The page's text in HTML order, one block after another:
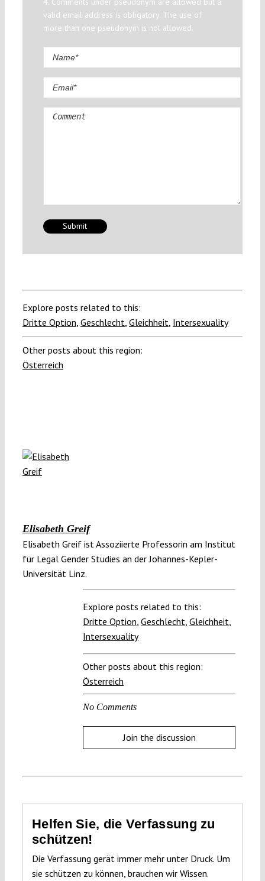
valid email address is obligatory. The use of
more than one pseudonym is not allowed.
Comment
Explore posts related to this:
Dritte Option Geschlecht Gleichheit Intersexuality
Other posts about this region:
Österreich
Elisabeth Greif
Elisabeth Greif ist Assoziierte Professorin am Institut
für Legal Gender Studies an der Johannes-Kepler-
Universität Linz.
Explore posts related to this:
Dritte Option Geschlecht Gleichheit
Intersexuality
Other posts about this region:
Österreich
No Comments
Join the discussion
Helfen Sie, die Verfassung zu
schützen!
Die Verfassung gerät immer mehr unter Druck. Um
sie schützen zu können, brauchen wir Wissen.